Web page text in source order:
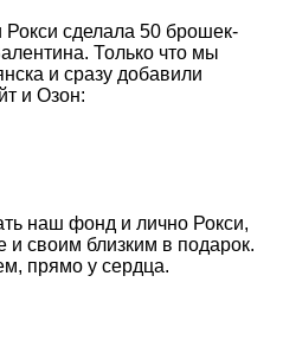
сделала 50 брошек-
Только что мы
и сразу добавили
и Озон:
наш фонд и лично Рокси,
и своим близким в подарок.
прямо у сердца.